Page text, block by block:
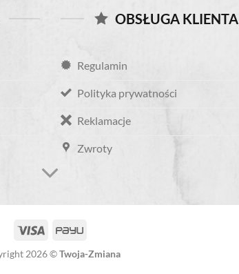
OBSŁUGA KLIENTA
Regulamin
Polityka prywatności
Reklamacje
Zwroty
2026 ©Twoja-Zmiana